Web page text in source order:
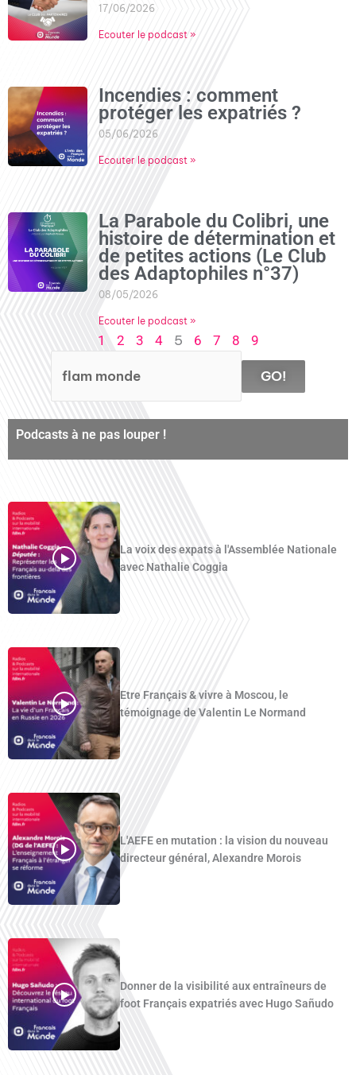
17/06/2026
Ecouter le podcast »
Incendies : comment
protéger les expatriés ?
05/06/2026
Ecouter le podcast »
La Parabole du Colibri, une
histoire de détermination et
de petites actions (Le Club
des Adaptophiles n°37)
08/05/2026
Ecouter le podcast »
1 2 3 4 5 6 7 8 9
GO!
Podcasts à ne pas louper !
La voix des expats à l'Assemblée Nationale
avec Nathalie Coggia
Etre Français & vivre à Moscou, le
témoignage de Valentin Le Normand
L'AEFE en mutation : la vision du nouveau
directeur général, Alexandre Morois
Donner de la visibilité aux entraîneurs de
foot Français expatriés avec Hugo Sañudo